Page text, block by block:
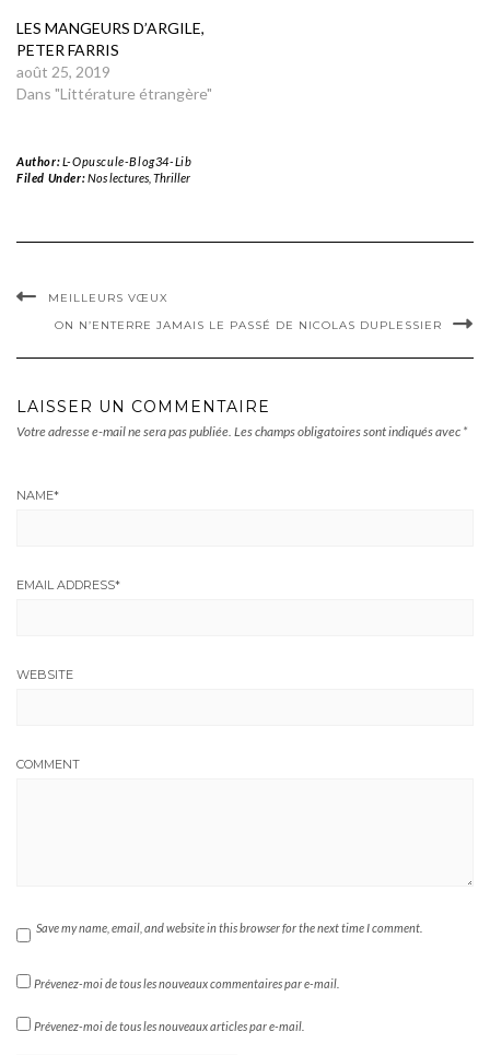
LES MANGEURS D’ARGILE,
PETER FARRIS
août 25, 2019
Dans "Littérature étrangère"
Author:L-Opuscule-Blog34-Lib
Filed Under:Nos lectures, Thriller
MEILLEURS VŒUX
ON N’ENTERRE JAMAIS LE PASSÉ DE NICOLAS DUPLESSIER
LAISSER UN COMMENTAIRE
Votre adresse e-mail ne sera pas publiée. Les champs obligatoires sont indiqués avec *
NAME*
EMAIL ADDRESS*
WEBSITE
COMMENT
Save my name, email, and website in this browser for the next time I comment.
Prévenez-moi de tous les nouveaux commentaires par e-mail.
Prévenez-moi de tous les nouveaux articles par e-mail.